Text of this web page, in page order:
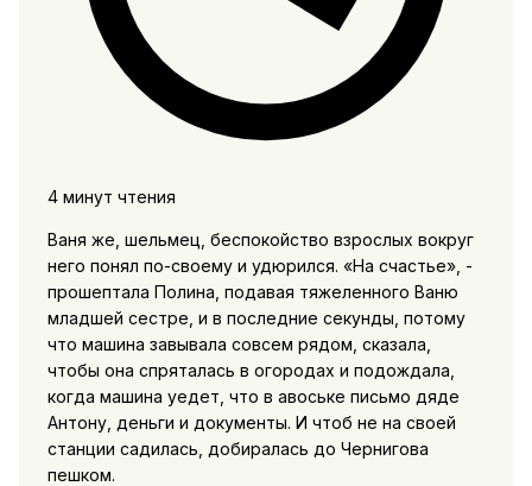
4 минут чтения
Ваня же, шельмец, беспокойство взрослых вокруг
него понял по-своему и удюрился. «На счастье», -
прошептала Полина, подавая тяжеленного Ваню
младшей сестре, и в последние секунды, потому
что машина завывала совсем рядом, сказала,
чтобы она спряталась в огородах и подождала,
когда машина уедет, что в авоське письмо дяде
Антону, деньги и документы. И чтоб не на своей
станции садилась, добиралась до Чернигова
пешком.